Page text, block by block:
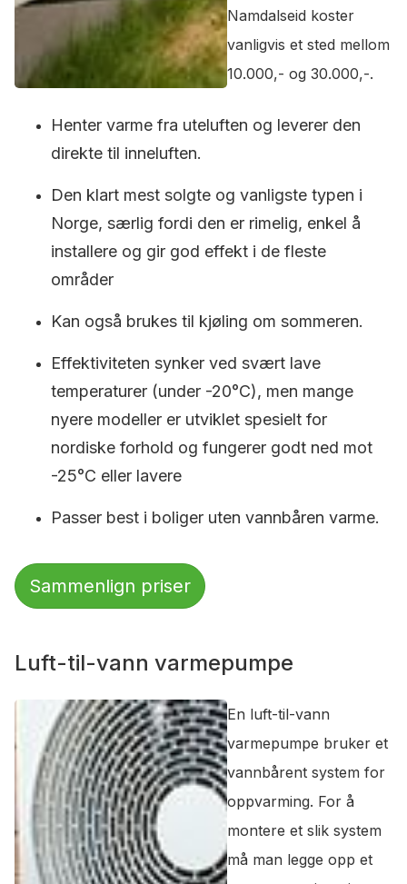
Namdalseid koster
vanligvis et sted mellom
10.000,- og 30.000,-.
Henter varme fra uteluften og leverer den
direkte til inneluften.
Den klart mest solgte og vanligste typen i
Norge, særlig fordi den er rimelig, enkel å
installere og gir god effekt i de fleste
områder
Kan også brukes til kjøling om sommeren.
Effektiviteten synker ved svært lave
temperaturer (under -20°C), men mange
nyere modeller er utviklet spesielt for
nordiske forhold og fungerer godt ned mot
-25°C eller lavere
Passer best i boliger uten vannbåren varme.
Sammenlign priser
Luft-til-vann varmepumpe
En luft-til-vann
varmepumpe bruker et
vannbårent system for
oppvarming. For å
montere et slik system
må man legge opp et